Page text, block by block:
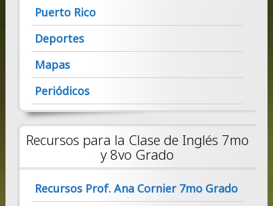
Puerto Rico
Deportes
Mapas
Periódicos
Recursos para la Clase de Inglés 7mo
y 8vo Grado
Recursos Prof. Ana Cornier 7mo Grado